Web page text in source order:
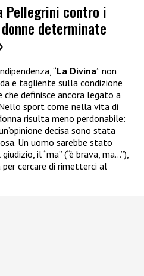
Pellegrini contro i
determinate
“La Divina” non
e tagliente sulla condizione
definisce ancora legato a
sport come nella vita di
risulta meno perdonabile:
decisa sono stata
Un uomo sarebbe stato
il “ma” (“è brava, ma…”),
cercare di rimetterci al